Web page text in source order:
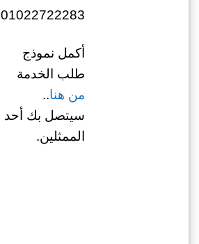
01022722283
أكمل نموذج
طلب الخدمة
من هنا..
سيتصل بك أحد
الممثلين.